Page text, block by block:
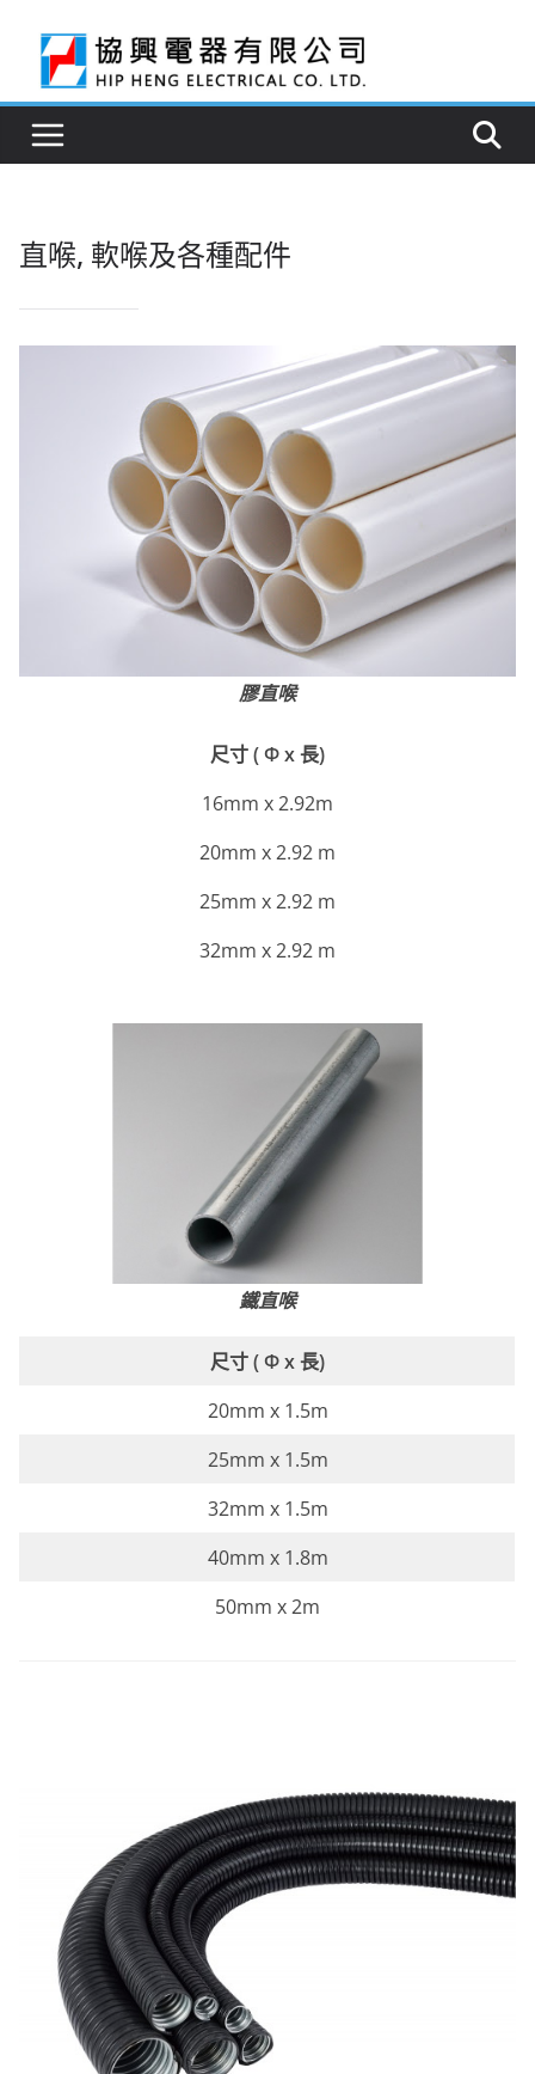
content
直喉, 軟喉及各種配件
膠直喉
尺寸 ( Φ x 長)
16mm x 2.92m
20mm x 2.92 m
25mm x 2.92 m
32mm x 2.92 m
鐵直喉
尺寸 ( Φ x 長)
20mm x 1.5m
25mm x 1.5m
32mm x 1.5m
40mm x 1.8m
50mm x 2m